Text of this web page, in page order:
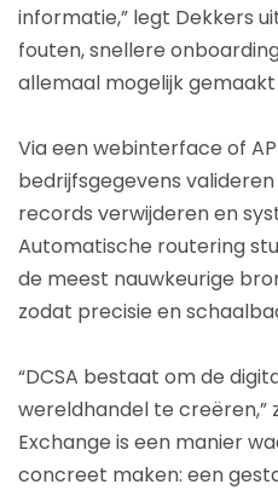
informatie,” legt Dekkers
fouten, snellere
allemaal mogelijk
Via een webinterface of
bedrijfsgegevens
records verwijderen en
Automatische routering
de meest nauwkeurige
zodat precisie en
“DCSA bestaat om de
wereldhandel te creëren,”
Exchange is een manier
concreet maken: een